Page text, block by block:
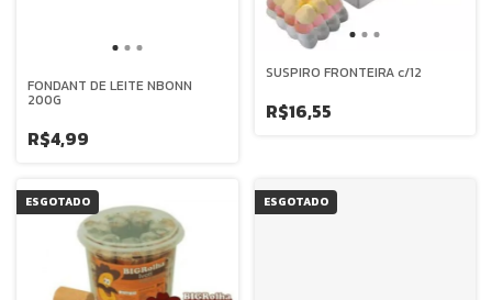
FONDANT DE LEITE NBONN
200G
R$4,99
SUSPIRO FRONTEIRA c/12
R$16,55
ESGOTADO ESGOTADO